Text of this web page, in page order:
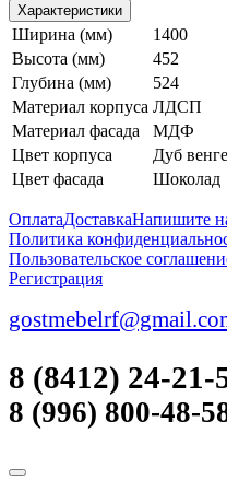
Характеристики
Ширина (мм)
1400
Высота (мм)
452
Глубина (мм)
524
Материал корпуса ЛДСП
Материал фасада
МДФ
Цвет корпуса
Дуб венге
Цвет фасада
Шоколад
ОплатаДоставкаНапишите
Политика
Пользовательское
Регистрация
8 (8412) 24-21-
8 (996) 800-48-